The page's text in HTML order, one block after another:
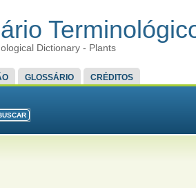
Dictionary - Plants
GLOSSÁRIO CRÉDITOS